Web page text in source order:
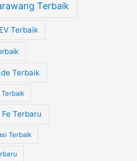
Terbaik
Terbaik
Terbaik
Terbaru
Terbaik